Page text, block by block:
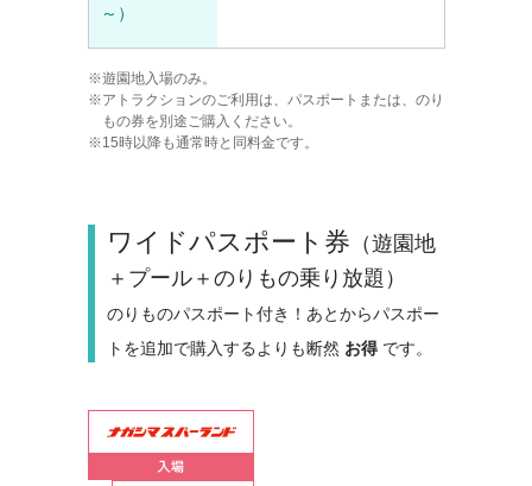
～）
遊園地入場のみ。
アトラクションのご利用は、パスポートまたは、のり
もの券を別途ご購入ください。
15時以降も通常時と同料金です。
ワイドパスポート券 （遊園地
＋プール＋のりもの乗り放題）
のりものパスポート付き！あとからパスポー
トを追加で購入するよりも断然 お得 です。